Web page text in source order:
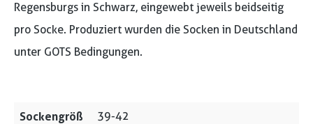
Regensburgs in Schwarz, eingewebt jeweils beidseitig
pro Socke. Produziert wurden die Socken in Deutschland
unter GOTS Bedingungen.
Sockengröß
39-42